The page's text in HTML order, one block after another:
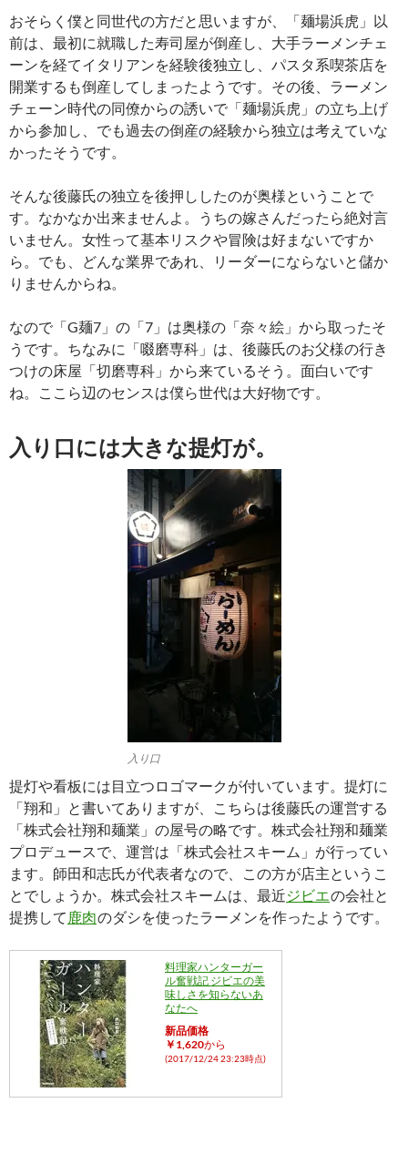
おそらく僕と同世代の方だと思いますが、「麺場浜虎」以
前は、最初に就職した寿司屋が倒産し、大手ラーメンチェ
ーンを経てイタリアンを経験後独立し、パスタ系喫茶店を
開業するも倒産してしまったようです。その後、ラーメン
チェーン時代の同僚からの誘いで「麺場浜虎」の立ち上げ
から参加し、でも過去の倒産の経験から独立は考えていな
かったそうです。
そんな後藤氏の独立を後押ししたのが奥様ということで
す。なかなか出来ませんよ。うちの嫁さんだったら絶対言
いません。女性って基本リスクや冒険は好まないですか
ら。でも、どんな業界であれ、リーダーにならないと儲か
りませんからね。
なので「G麺7」の「7」は奥様の「奈々絵」から取ったそ
うです。ちなみに「啜磨専科」は、後藤氏のお父様の行き
つけの床屋「切磨専科」から来ているそう。面白いです
ね。ここら辺のセンスは僕ら世代は大好物です。
入り口には大きな提灯が。
入り口
提灯や看板には目立つロゴマークが付いています。提灯に
「翔和」と書いてありますが、こちらは後藤氏の運営する
「株式会社翔和麺業」の屋号の略です。株式会社翔和麺業
プロデュースで、運営は「株式会社スキーム」が行ってい
ます。師田和志氏が代表者なので、この方が店主というこ
とでしょうか。株式会社スキームは、最近ジビエの会社と
提携して 鹿肉のダシを使ったラーメンを作ったようです。
料理家ハンターガー
ル奮戦記 ジビエの美
味しさを知らないあ
なたへ
新品価格
￥1,620から
(2017/12/24 23:23時点)